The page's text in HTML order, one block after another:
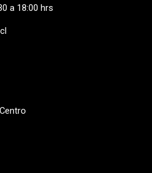
a 18:00 hrs